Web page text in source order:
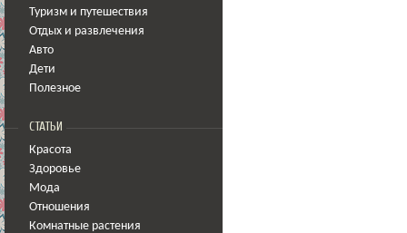
Туризм и путешествия
Отдых и развлечения
Авто
Дети
Полезное
СТАТЬИ
Красота
Здоровье
Мода
Отношения
Комнатные растения